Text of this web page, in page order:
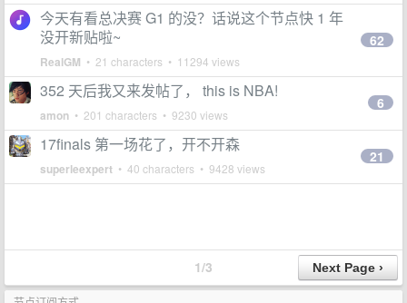
今天有看总决赛 G1 的没？话说这个节点快 1 年
没开新贴啦~
RealGM • 21 characters • 11294 views
62
352 天后我又来发帖了， this is NBA!
amon • 201 characters • 9230 views
6
17finals 第一场花了，开不开森
superleexpert • 40 characters • 9428 views
21
1/3